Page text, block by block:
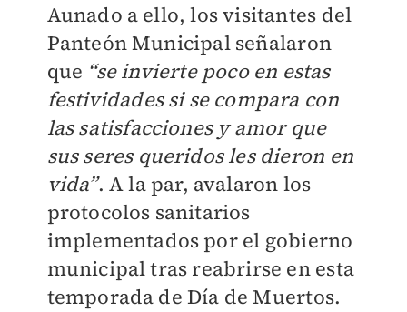
Aunado a ello, los visitantes del
Panteón Municipal señalaron
que “se invierte poco en estas
festividades si se compara con
las satisfacciones y amor que
sus seres queridos les dieron en
vida”. A la par, avalaron los
protocolos sanitarios
implementados por el gobierno
municipal tras reabrirse en esta
temporada de Día de Muertos.